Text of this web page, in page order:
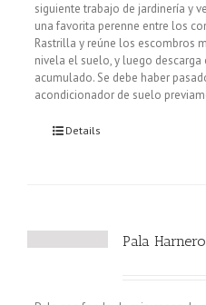
siguiente trabajo de jardinería y
una favorita perenne entre los
Rastrilla y reúne los escombros
nivela el suelo, y luego
acumulado. Se debe haber
acondicionador de suelo
Details
Pala Harnero